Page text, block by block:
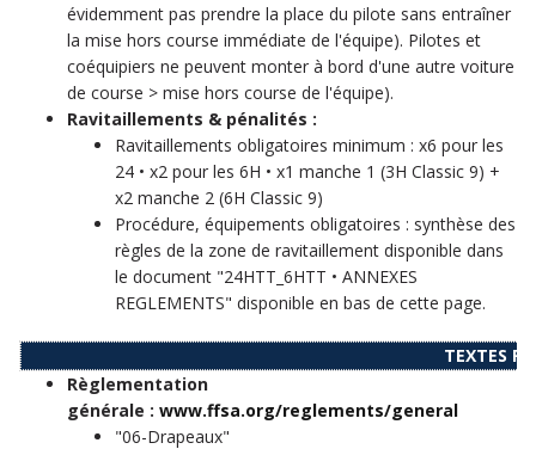
évidemment pas prendre la place du pilote sans entraîner
la mise hors course immédiate de l'équipe). Pilotes et
coéquipiers ne peuvent monter à bord d'une autre voiture
de course > mise hors course de l'équipe).
Ravitaillements & pénalités :
Ravitaillements obligatoires minimum : x6 pour les
24 • x2 pour les 6H • x1 manche 1 (3H Classic 9) +
x2 manche 2 (6H Classic 9)
Procédure, équipements obligatoires : synthèse des
règles de la zone de ravitaillement disponible dans
le document "24HTT_6HTT • ANNEXES
REGLEMENTS" disponible en bas de cette page.
TEXTES
Règlementation
générale : www.ffsa.org/reglements/general
​"06-Drapeaux"